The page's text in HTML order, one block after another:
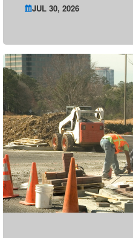
JUL 30, 2026